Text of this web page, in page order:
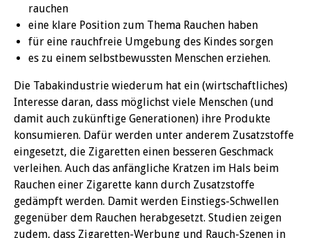
rauchen
eine klare Position zum Thema Rauchen haben
für eine rauchfreie Umgebung des Kindes sorgen
es zu einem selbstbewussten Menschen erziehen.
Die Tabakindustrie wiederum hat ein (wirtschaftliches)
Interesse daran, dass möglichst viele Menschen (und
damit auch zukünftige Generationen) ihre Produkte
konsumieren. Dafür werden unter anderem Zusatzstoffe
eingesetzt, die Zigaretten einen besseren Geschmack
verleihen. Auch das anfängliche Kratzen im Hals beim
Rauchen einer Zigarette kann durch Zusatzstoffe
gedämpft werden. Damit werden Einstiegs-Schwellen
gegenüber dem Rauchen herabgesetzt. Studien zeigen
zudem, dass Zigaretten-Werbung und Rauch-Szenen in